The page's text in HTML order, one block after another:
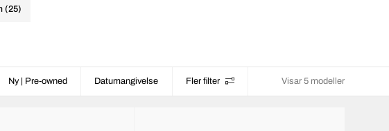
(25)
Ny | Pre-owned Datumangivelse Fler filter Visar 5 modeller